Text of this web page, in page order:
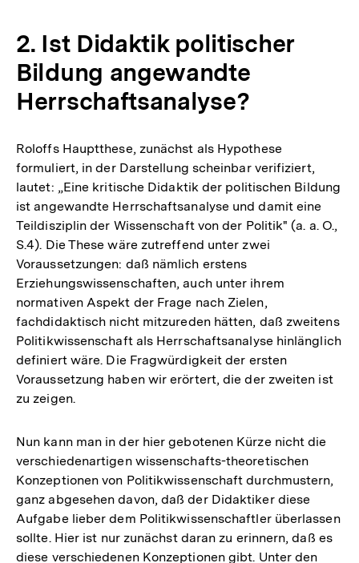
2. Ist Didaktik politischer
Bildung angewandte
Herrschaftsanalyse?
Roloffs Hauptthese, zunächst als Hypothese
formuliert, in der Darstellung scheinbar verifiziert,
lautet: „Eine kritische Didaktik der politischen Bildung
ist angewandte Herrschaftsanalyse und damit eine
Teildisziplin der Wissenschaft von der Politik" (a. a. O.,
S.4). Die These wäre zutreffend unter zwei
Voraussetzungen: daß nämlich erstens
Erziehungswissenschaften, auch unter ihrem
normativen Aspekt der Frage nach Zielen,
fachdidaktisch nicht mitzureden hätten, daß zweitens
Politikwissenschaft als Herrschaftsanalyse hinlänglich
definiert wäre. Die Fragwürdigkeit der ersten
Voraussetzung haben wir erörtert, die der zweiten ist
zu zeigen.
Nun kann man in der hier gebotenen Kürze nicht die
verschiedenartigen wissenschafts-theoretischen
Konzeptionen von Politikwissenschaft durchmustern,
ganz abgesehen davon, daß der Didaktiker diese
Aufgabe lieber dem Politikwissenschaftler überlassen
sollte. Hier ist nur zunächst daran zu erinnern, daß es
diese verschiedenen Konzeptionen gibt. Unter den